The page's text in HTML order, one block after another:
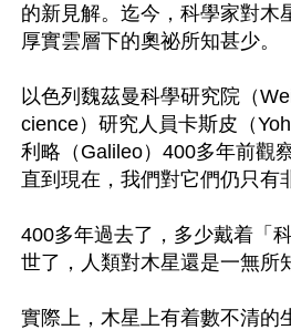
的新見解。迄今，科學家對木
厚實雲層下的奧祕所知甚少。
以色列魏茲曼科學研究院（
cience）研究人員卡斯皮（
利略（Galileo）400多年前觀
直到現在，我們對它們仍只有
400多年過去了，多少戴着「
世了，人類對木星還是一無所
實際上，木星上有着數不清的